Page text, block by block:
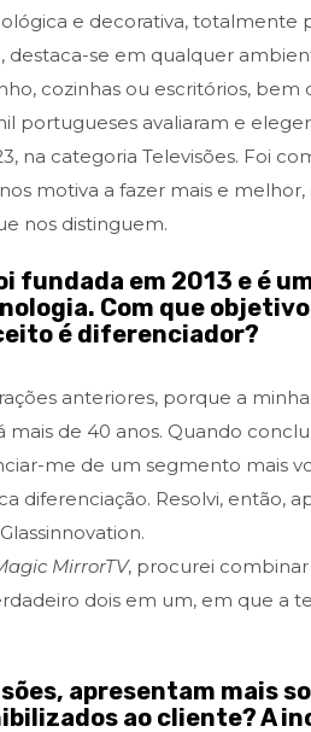
e decorativa, totalmente
se em qualquer
cozinhas ou escritórios,
portugueses avaliaram e
na categoria Televisões. Foi
motiva a fazer mais e
nos distinguem.
fundada em 2013 e é
Com que
é diferenciador?
anteriores, porque a
mais de 40 anos. Quando
me de um segmento mais
diferenciação. Resolvi, então,
MirrorTV, procurei
dois em um, em que a
apresentam mais
ao cliente? A